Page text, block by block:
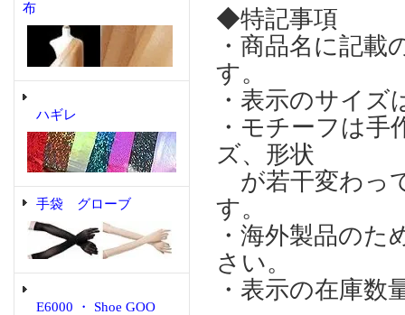
布
ハギレ
手袋 グローブ
E6000 ・ Shoe GOO
◆特記事項
・商品名に記
す。
・表示のサイ
・モチーフは
ズ、形状
が若干変わっ
す。
・海外製品の
さい。
・表示の在庫